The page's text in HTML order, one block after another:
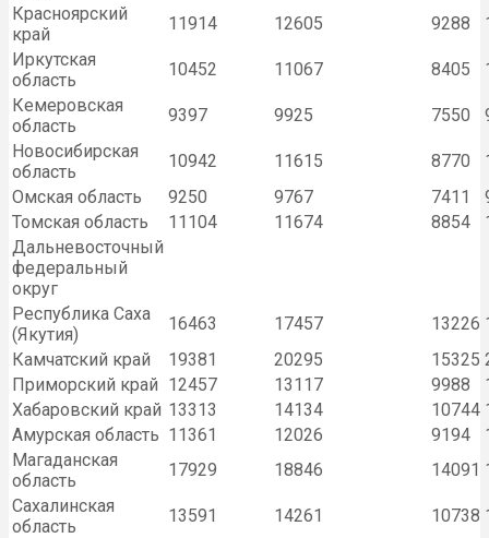
Красноярский
край
11914 12605 9288
Иркутская
область
10452 11067 8405
Кемеровская
область
9397 9925 7550
Новосибирская
область
10942 11615 8770
Омская область
9250 9767 7411
Томская область
11104 11674 8854
Дальневосточный
федеральный
округ
Республика Саха
(Якутия)
16463 17457 13226
Камчатский край
19381 20295 15325
Приморский край 12457 13117 9988
Хабаровский край 13313 14134 10744
Амурская область 11361 12026 9194
Магаданская
область
17929 18846 14091
Сахалинская
область
13591 14261 10738